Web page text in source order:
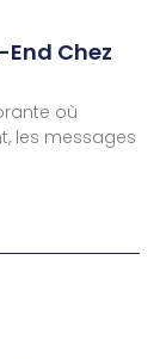
Chez
où
les messages